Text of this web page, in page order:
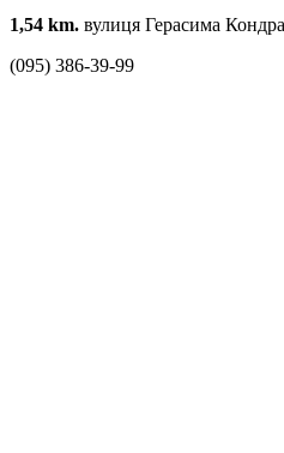
1,54 km. вулиця Герасима
(095) 386-39-99